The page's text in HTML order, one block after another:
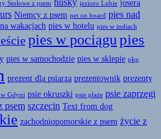
Stołowe z psem jezioro Lubie josera
Niemcy z psem pet on board pies nad
wakacjach pies w hotelu pies w indiach
pies w pociągupies
pies w samochodzie pies w sklepie pkp
prezent dla psiarza prezentownik prezenty
w Gdyni psie okruszki psie plaże psie zaprzęgi
psem szczecin Text from dog
zachodniopomorskie z psem życie z